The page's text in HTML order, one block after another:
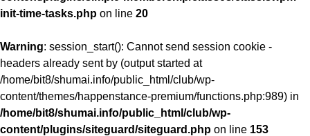
init-time-tasks.php on line 20
Warning: session_start(): Cannot send session cookie -
headers already sent by (output started at
/home/bit8/shumai.info/public_html/club/wp-
content/themes/happenstance-premium/functions.php:989) in
/home/bit8/shumai.info/public_html/club/wp-
content/plugins/siteguard/siteguard.php on line 153